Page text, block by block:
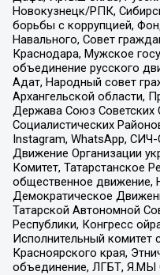
Новокузнецк/РПК,
борьбы с коррупцией,
Навального, Совет
Краснодара, Мужское
объединение русского
Адат, Народный совет
Архангельской области,
Держава Союз Советских
Социалистических
Instagram, WhatsApp,
Движение Организации
Комитет, Татарстанское
общественное движение,
Демократическое
Татарской Автономной
Республики, Конгресс
Исполнительный комитет
Красноярского края,
объединение, ЛГБТ, Я.МЫ